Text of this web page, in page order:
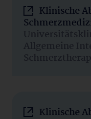
Klinische
Allgemeine
Klinische